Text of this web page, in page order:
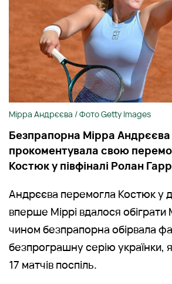
Мірра Андрєєва / Фото Getty Images
Безпрапорна Мірра Андрєєва
прокоментувала свою
Костюк у півфіналі Ролан
Андрєєва перемогла Костюк у
вперше Міррі вдалося
чином безпрапорна обірвала
безпрограшну серію українки,
17 матчів поспіль.